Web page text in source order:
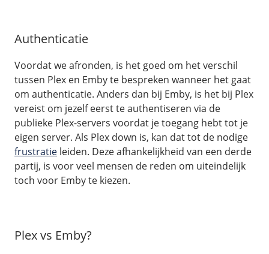
Authenticatie
Voordat we afronden, is het goed om het verschil
tussen Plex en Emby te bespreken wanneer het gaat
om authenticatie. Anders dan bij Emby, is het bij Plex
vereist om jezelf eerst te authentiseren via de
publieke Plex-servers voordat je toegang hebt tot je
eigen server. Als Plex down is, kan dat tot de nodige
frustratie leiden. Deze afhankelijkheid van een derde
partij, is voor veel mensen de reden om uiteindelijk
toch voor Emby te kiezen.
Plex vs Emby?